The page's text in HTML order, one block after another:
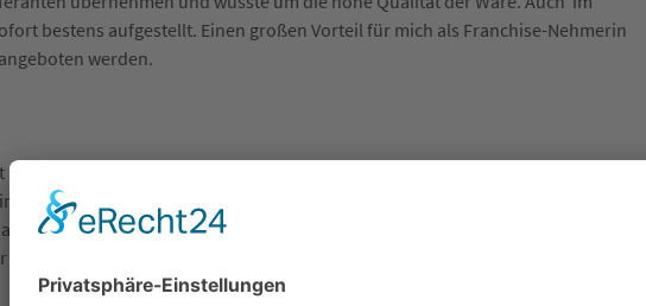
bestens aufgestellt. Einen großen Vorteil für mich als Franchise-Nehmerin
werden.
für möglich gehalten, dass ich im Einzelhandel lande! Es scheint
meiner Heimatstadt Berlin für ein naturwissenschaftliches Studium mit
Irgendwann wurde dann allerdings klar, dass mir auf lange Sicht in diesem
würde.